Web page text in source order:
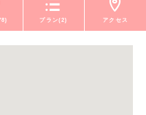
プラン(2) アクセス